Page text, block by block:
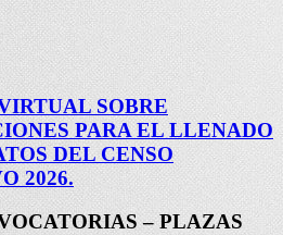
SOBRE
PARA EL LLENADO
DEL CENSO
2026.
– PLAZAS